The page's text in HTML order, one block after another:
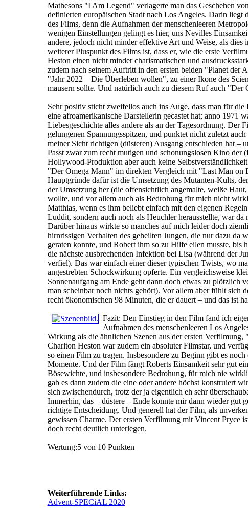
Mathesons "I Am Legend" verlagerte man das Geschehen
definierten europäischen Stadt nach Los Angeles. Darin liegt
des Films, denn die Aufnahmen der menschenleeren
wenigen Einstellungen gelingt es hier, uns Nevilles
andere, jedoch nicht minder effektive Art und Weise, als
weiterer Pluspunkt des Films ist, dass er, wie die erste
Heston einen nicht minder charismatischen und
zudem nach seinem Auftritt in den ersten beiden "Planet der
"Jahr 2022 – Die Überleben wollen", zu einer Ikone des
mausern sollte. Und natürlich auch zu diesem Ruf auch "Der
Sehr positiv sticht zweifellos auch ins Auge, dass man für
eine afroamerikanische Darstellerin gecastet hat; anno 1971
Liebesgeschichte alles andere als an der Tagesordnung. Der
gelungenen Spannungsspitzen, und punktet nicht zuletzt
meiner Sicht richtigen (düsteren) Ausgang entschieden hat –
Passt zwar zum recht mutigen und schonungslosen Kino der
Hollywood-Produktion aber auch keine
"Der Omega Mann" im direkten Vergleich mit "Last Man on
Hauptgründe dafür ist die Umsetzung des Mutanten-Kults,
der Umsetzung her (die offensichtlich angemalte, weiße
wollte, und vor allem auch als Bedrohung für mich nicht
Matthias, wenn es ihm beliebt einfach mit den eigenen
Luddit, sondern auch noch als Heuchler herausstellte, war
Darüber hinaus wirkte so manches auf mich leider doch
hirnrissigen Verhalten des geheilten Jungen, die nur dazu da
geraten konnte, und Robert ihm so zu Hilfe eilen musste, bis
die nächste ausbrechenden Infektion bei Lisa (während der
verfiel). Das war einfach einer dieser typischen Twists, wo
angestrebten Schockwirkung opferte. Ein vergleichsweise
Sonnenaufgang am Ende geht dann doch etwas zu plötzlich
man scheinbar noch nichts gehört). Vor allem aber fühlt sich
recht ökonomischen 98 Minuten, die er dauert – und das ist
Fazit: Den Einstieg in den Film fand ich
Aufnahmen des menschenleeren Los
Wirkung als die ähnlichen Szenen aus der ersten
Charlton Heston war zudem ein absoluter Filmstar, und
so einen Film zu tragen. Insbesondere zu Beginn gibt es
Momente. Und der Film fängt Roberts Einsamkeit sehr gut
Bösewichte, und insbesondere Bedrohung, für mich nie
gab es dann zudem die eine oder andere höchst konstruiert
sich zwischendurch, trotz der ja eigentlich eh sehr
Immerhin, das – düstere – Ende konnte mir dann wieder gut
richtige Entscheidung. Und generell hat der Film, als
gewissen Charme. Der ersten Verfilmung mit Vincent Pryce
doch recht deutlich unterlegen.
Wertung:5 von 10 Punkten
Weiterführende Links:
Advent-SPECiAL 2020